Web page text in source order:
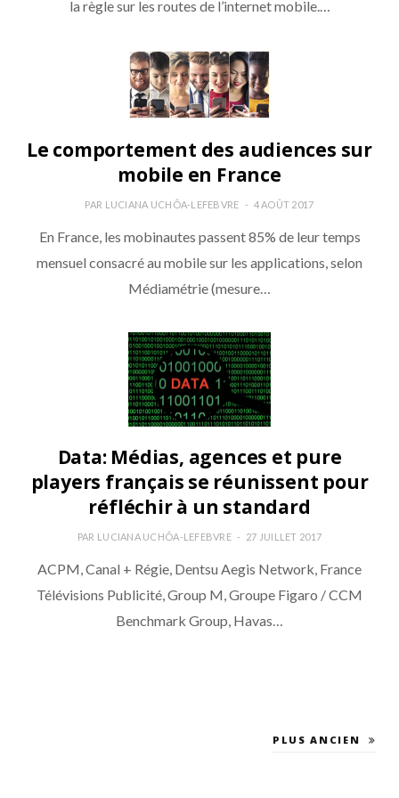
la règle sur les routes de l’internet mobile.…
Le comportement des audiences sur
mobile en France
PAR LUCIANA UCHÔA-LEFEBVRE 4 AOÛT 2017
En France, les mobinautes passent 85% de leur temps
mensuel consacré au mobile sur les applications, selon
Médiamétrie (mesure…
Data: Médias, agences et pure
players français se réunissent pour
réfléchir à un standard
PAR LUCIANA UCHÔA-LEFEBVRE 27 JUILLET 2017
ACPM, Canal + Régie, Dentsu Aegis Network, France
Télévisions Publicité, Group M, Groupe Figaro / CCM
Benchmark Group, Havas…
PLUS ANCIEN